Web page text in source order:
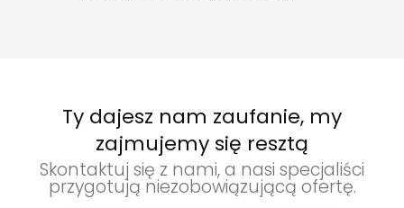
Ty dajesz nam zaufanie, my
zajmujemy się resztą
Skontaktuj się z nami, a nasi specjaliści
przygotują niezobowiązującą ofertę.